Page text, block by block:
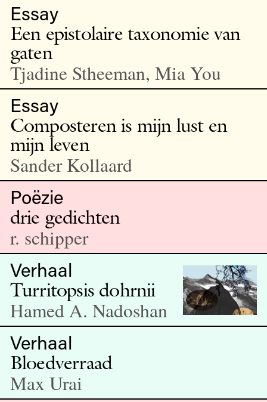
Essay
Een epistolaire taxonomie van
gaten
Tjadine Stheeman, Mia You
Essay
Composteren is mijn lust en
mijn leven
Sander Kollaard
Poëzie
drie gedichten
r. schipper
Verhaal
Turritopsis dohrnii
Hamed A. Nadoshan
Verhaal
Bloedverraad
Max Urai